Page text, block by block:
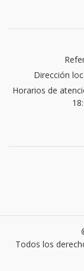
Dirección
Horarios de
Todos los